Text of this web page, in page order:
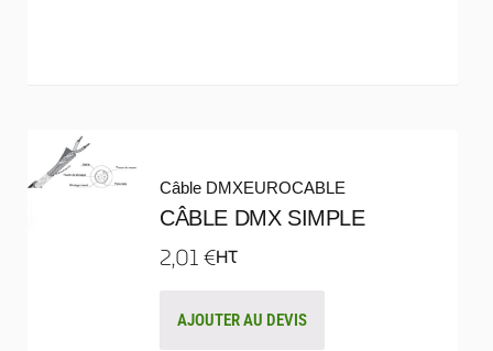
Câble DMXEUROCABLE
CÂBLE DMX SIMPLE
2,01€HT
AJOUTER AU DEVIS